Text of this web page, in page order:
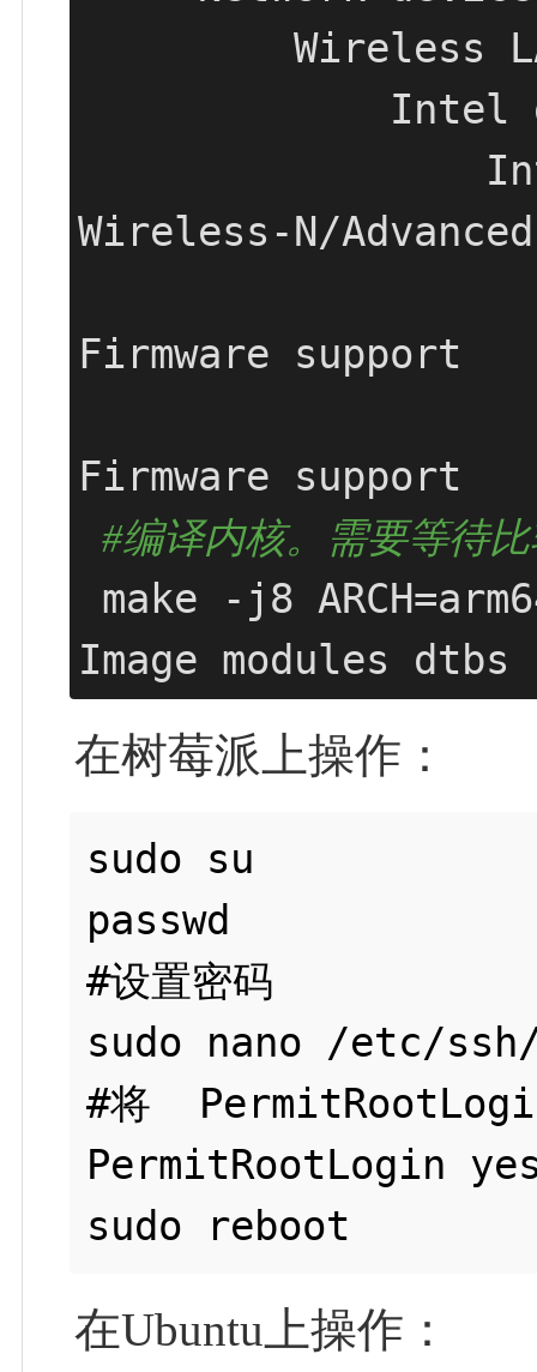
         Wireless LAN  --->
Wireless-N/
Firmware support
Firmware support
#编译内核。需要等待
Image modules dtbs
在树莓派上操作：
sudo su
passwd
#设置密码
sudo nano /etc/
#将
PermitRootLogin
在Ubuntu上操作：